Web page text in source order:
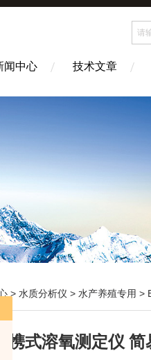
闻中心 技术文章
> 水质分析仪 > 水产养殖专用 >
便携式溶氧测定仪